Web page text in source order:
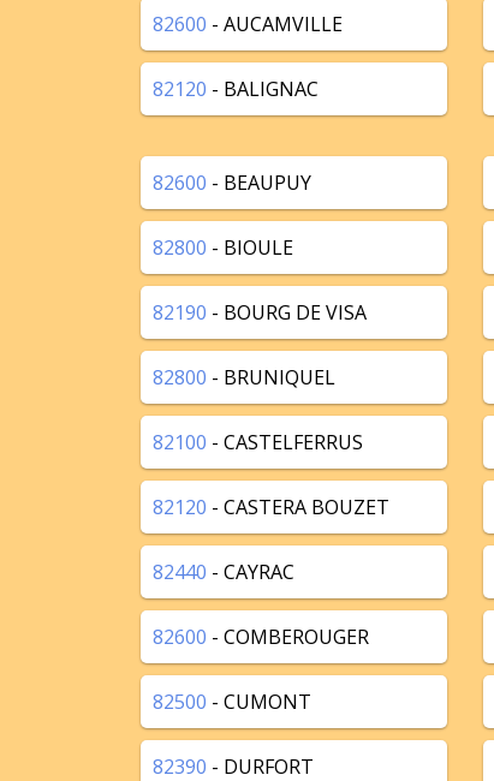
82600 - AUCAMVILLE
82120 - BALIGNAC
82600 - BEAUPUY
82800 - BIOULE
82190 - BOURG DE VISA
82800 - BRUNIQUEL
82100 - CASTELFERRUS
82120 - CASTERA BOUZET
82440 - CAYRAC
82600 - COMBEROUGER
82500 - CUMONT
82390 - DURFORT